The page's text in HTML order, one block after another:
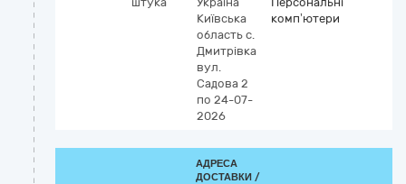
Київська
область с.
Дмитрівка
вул.
Садова 2
по 24-07-
2026
комп’ютери
АДРЕСА
ДОСТАВКИ /